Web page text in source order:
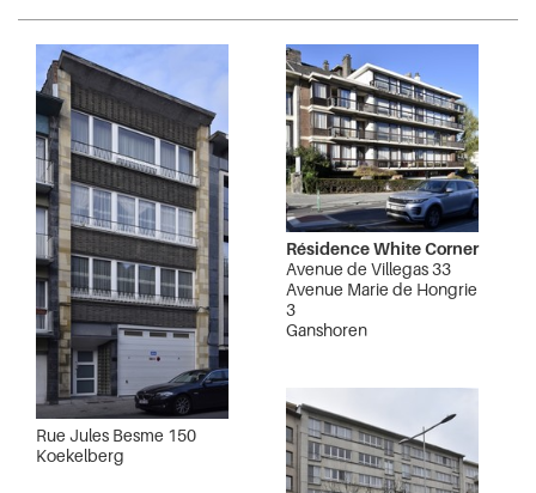
Rue Jules Besme 150
Koekelberg
Résidence White Corner
Avenue de Villegas 33
Avenue Marie de Hongrie
3
Ganshoren